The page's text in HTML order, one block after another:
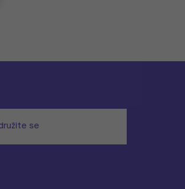
se